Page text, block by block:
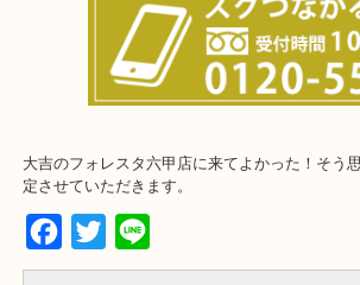
※ご来店前に確認しておきたい！